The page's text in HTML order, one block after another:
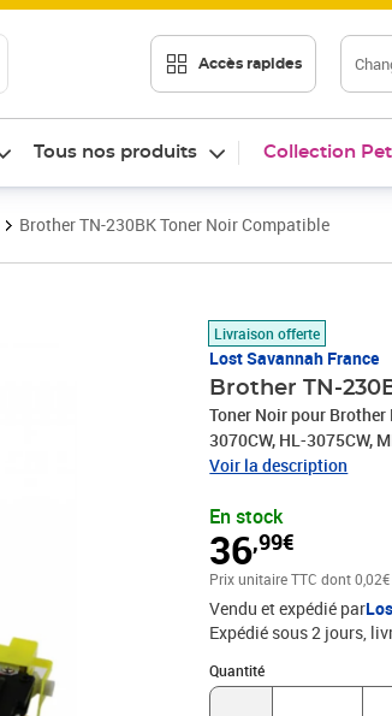
Accès rapides
Tous nos produits Collection
Brother TN-230BK Toner Noir Compatible
Livraison offerte
Lost Savannah France
Brother TN-
Toner Noir pour Brother
3070CW, HL-3075CW,
Voir la description
En stock
36,99€
Prix 36,99€
Prix unitaire TTCdont
Vendu et expédié par
Expédié sous 2 jours
Quantité
Quantité : 1